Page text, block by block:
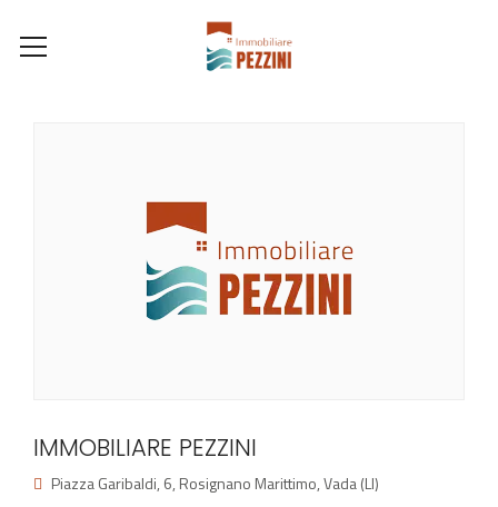
IMMOBILIARE PEZZINI
Piazza Garibaldi, 6, Rosignano Marittimo, Vada (LI)